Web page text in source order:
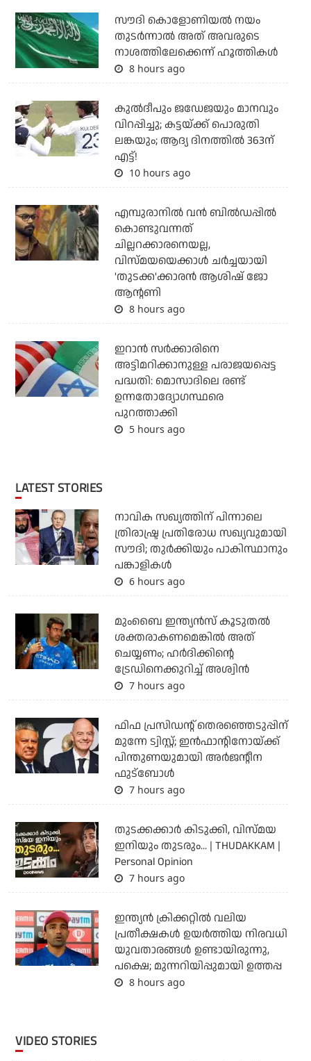
സൗദി കൊളോണിയല്‍ നയം
തുടര്‍ന്നാല്‍ അത് അവരുടെ
നാശത്തിലേക്കെന്ന് ഹൂത്തികള്‍
8 hours ago
കുല്‍ദീപും ജഡേജയും മാനവും
വിറപ്പിച്ചു; കട്ടയ്ക്ക് പൊരുതി
ലങ്കയും; ആദ്യ ദിനത്തില്‍ 363ന്
എട്ട്!
10 hours ago
എമ്പുരാനില്‍ വന്‍ ബില്‍ഡപ്പില്‍
കൊണ്ടുവന്നത്
ചില്ലറക്കാരനെയല്ല,
വിസ്മയയെക്കാള്‍ ചര്‍ച്ചയായി
'തുടക്ക'ക്കാരന്‍ ആശിഷ് ജോ
ആന്റണി
8 hours ago
ഇറാന്‍ സര്‍ക്കാരിനെ
അട്ടിമറിക്കാനുള്ള പരാജയപ്പെട്ട
പദ്ധതി: മൊസാദിലെ രണ്ട്
ഉന്നതോദ്യോഗസ്ഥരെ
പുറത്താക്കി
5 hours ago
LATEST STORIES
നാവിക സഖ്യത്തിന് പിന്നാലെ
ത്രിരാഷ്ട്ര പ്രതിരോധ സഖ്യവുമായി
സൗദി; തുര്‍ക്കിയും പാകിസ്ഥാനും
പങ്കാളികള്‍
6 hours ago
മുംബൈ ഇന്ത്യന്‍സ് കൂടുതല്‍
ശക്തരാകണമെങ്കില്‍ അത്
ചെയ്യണം; ഹര്‍ദിക്കിന്റെ
ട്രേഡിനെക്കുറിച്ച് അശ്വിന്‍
7 hours ago
ഫിഫ പ്രസിഡന്റ് തെരഞ്ഞെടുപ്പിന്
മുന്നേ ട്വിസ്റ്റ്; ഇന്‍ഫാന്റിനോയ്ക്ക്
പിന്തുണയുമായി അര്‍ജന്റീന
ഫുട്‌ബോള്‍
7 hours ago
തുടക്കക്കാര്‍ കിടുക്കി, വിസ്മയ
ഇനിയും തുടരും... | THUDAKKAM |
Personal Opinion
7 hours ago
ഇന്ത്യന്‍ ക്രിക്കറ്റില്‍ വലിയ
പ്രതീക്ഷകള്‍ ഉയര്‍ത്തിയ നിരവധി
യുവതാരങ്ങള്‍ ഉണ്ടായിരുന്നു,
പക്ഷെ; മുന്നറിയിപ്പുമായി ഉത്തപ്പ
8 hours ago
VIDEO STORIES